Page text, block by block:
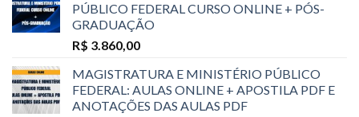
PÚBLICO FEDERAL CURSO ONLINE + PÓS-
GRADUAÇÃO
R$ 3.860,00
MAGISTRATURA E MINISTÉRIO PÚBLICO
FEDERAL: AULAS ONLINE + APOSTILA PDF E
ANOTAÇÕES DAS AULAS PDF